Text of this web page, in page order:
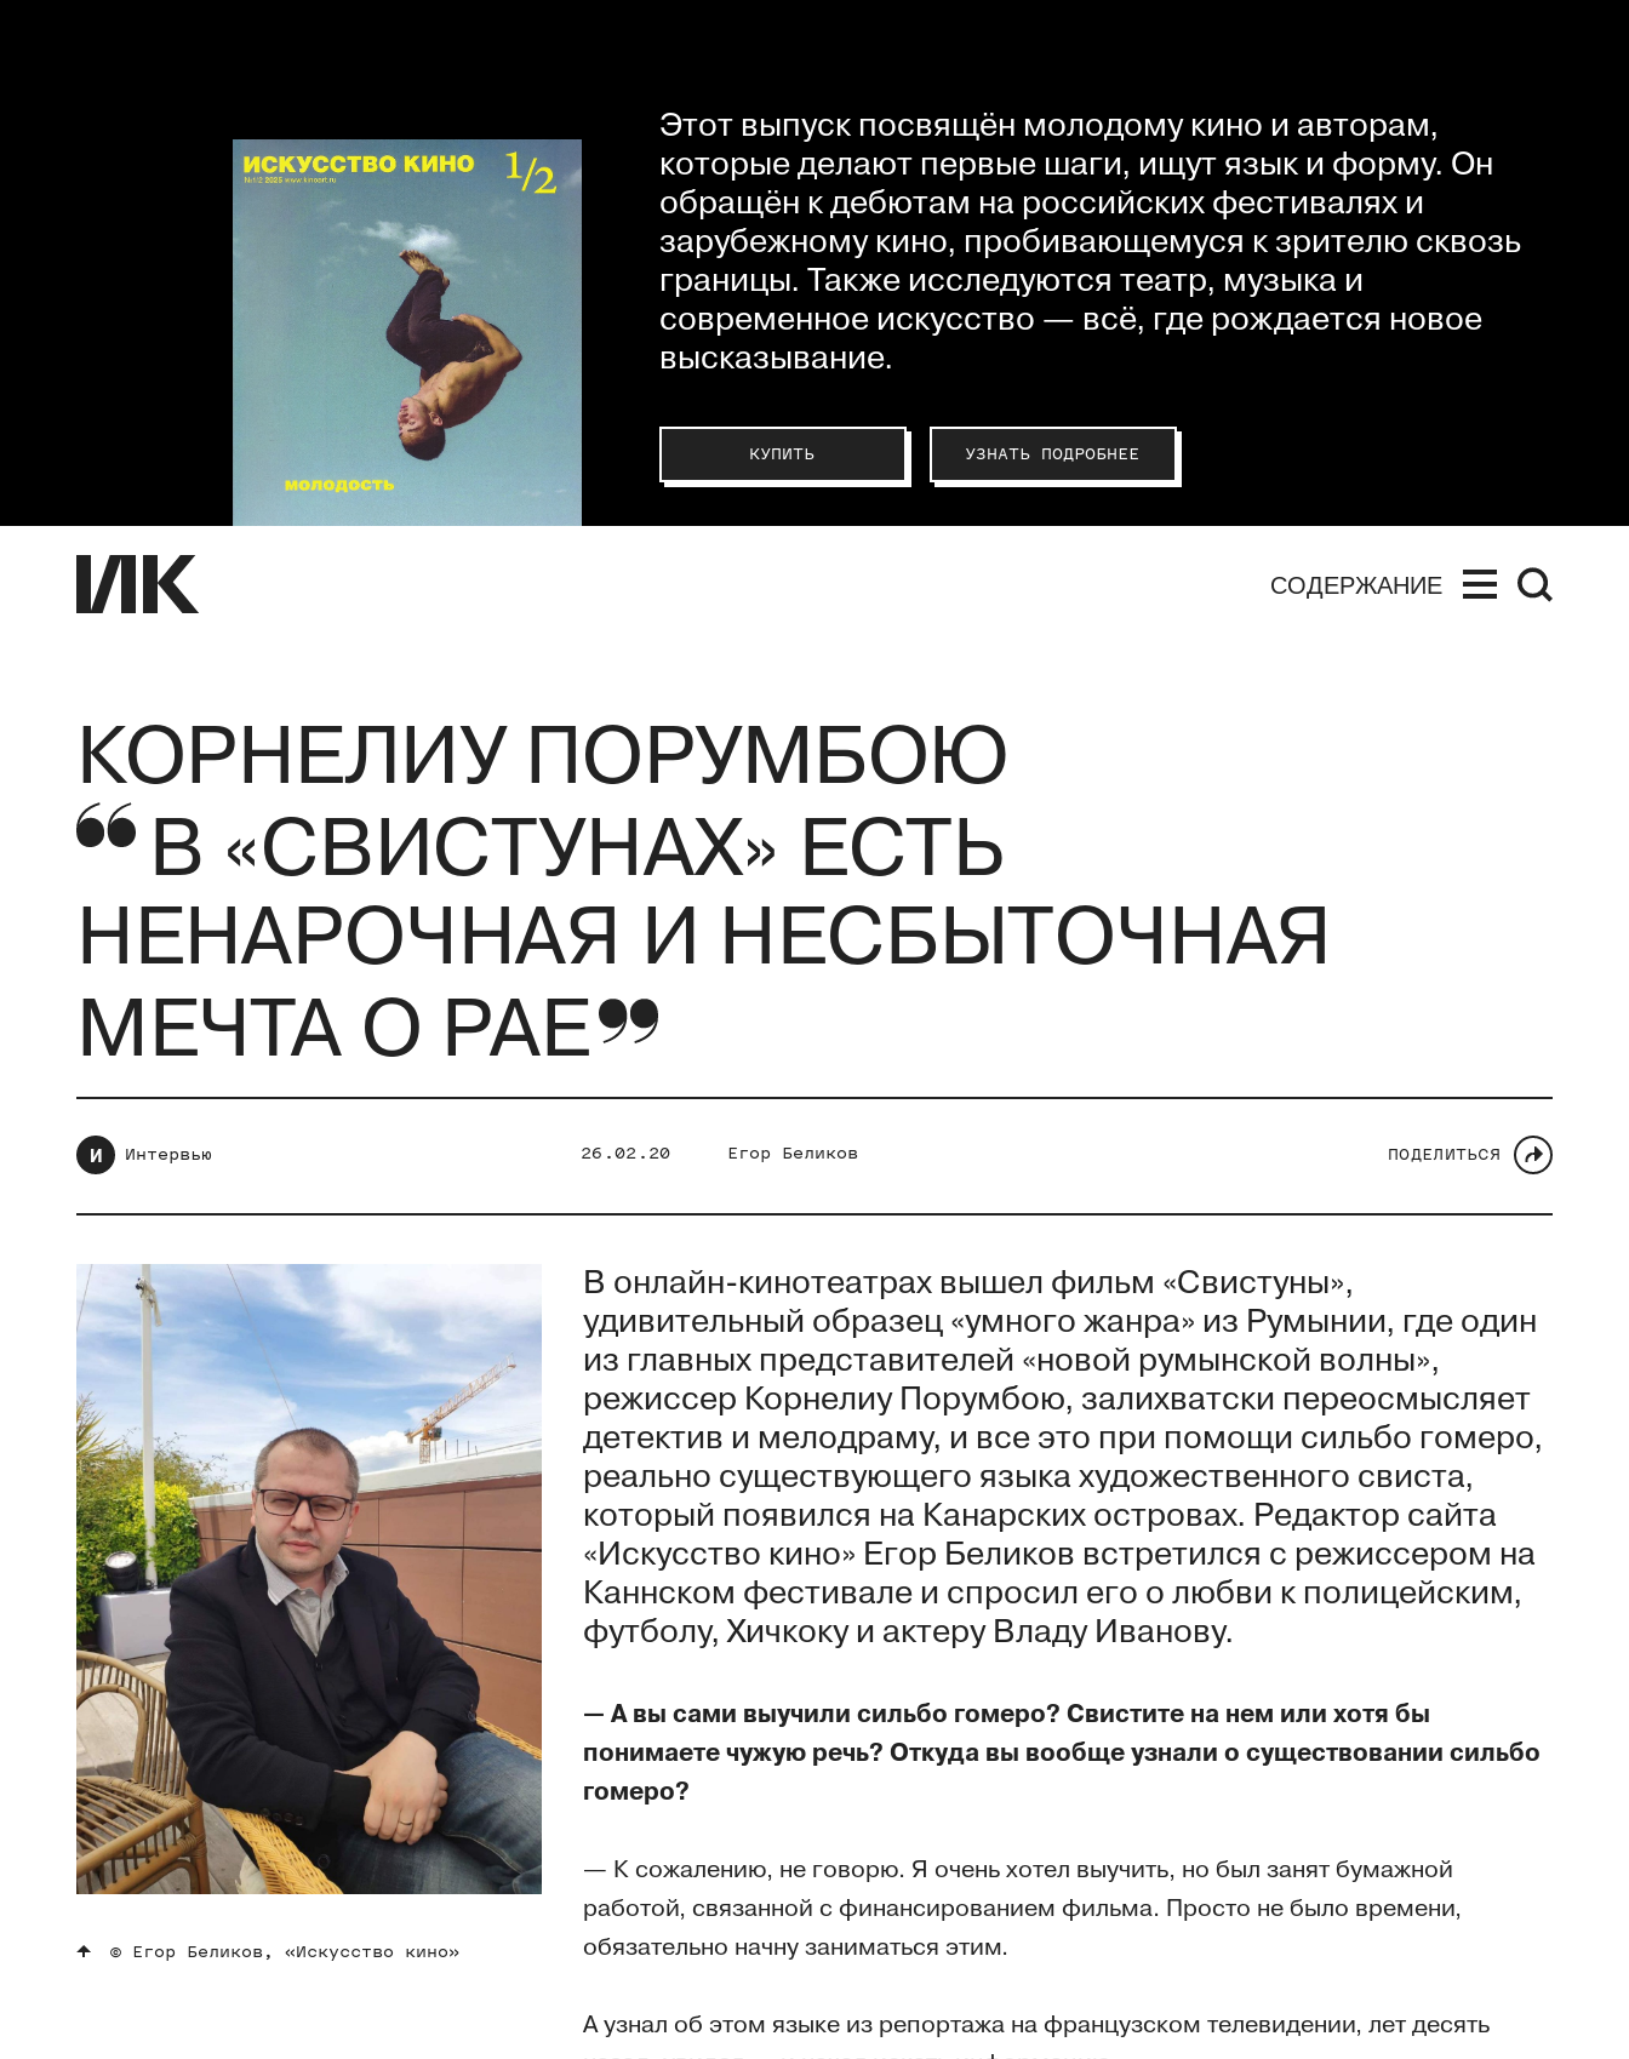
Этот выпуск посвящён молодому кино и авторам,
которые делают первые шаги, ищут язык и форму. Он
обращён к дебютам на российских фестивалях и
зарубежному кино, пробивающемуся к зрителю сквозь
границы. Также исследуются театр, музыка и
современное искусство — всё, где рождается новое
высказывание.
КУПИТЬ УЗНАТЬ ПОДРОБНЕЕ
СОДЕРЖАНИЕ
КОРНЕЛИУ ПОРУМБОЮ
В «СВИСТУНАХ» ЕСТЬ
НЕНАРОЧНАЯ И НЕСБЫТОЧНАЯ
МЕЧТА О РАЕ
И Интервью 26.02.20 Егор Беликов ПОДЕЛИТЬСЯ
© Егор Беликов, «Искусство кино»
В онлайн-кинотеатрах вышел фильм «Свистуны»,
удивительный образец «умного жанра» из Румынии, где один
из главных представителей «новой румынской волны»,
режиссер Корнелиу Порумбою, залихватски переосмысляет
детектив и мелодраму, и все это при помощи сильбо гомеро,
реально существующего языка художественного свиста,
который появился на Канарских островах. Редактор сайта
«Искусство кино» Егор Беликов встретился с режиссером на
Каннском фестивале и спросил его о любви к полицейским,
футболу, Хичкоку и актеру Владу Иванову.
— А вы сами выучили сильбо гомеро? Свистите на нем или хотя бы
понимаете чужую речь? Откуда вы вообще узнали о существовании сильбо
гомеро?
— К сожалению, не говорю. Я очень хотел выучить, но был занят бумажной
работой, связанной с финансированием фильма. Просто не было времени,
обязательно начну заниматься этим.
А узнал об этом языке из репортажа на французском телевидении, лет десять